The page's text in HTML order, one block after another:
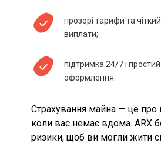
Перелік
істотне значення
що враховуються
визначення розміру
премії
Застереження для
про необхідність
інформацією до
договору
прозорі тарифи та
виплати;
підтримка 24/7 і
оформлення.
Страхування майна — це про
коли вас немає вдома. ARX
ризики, щоб ви могли жити